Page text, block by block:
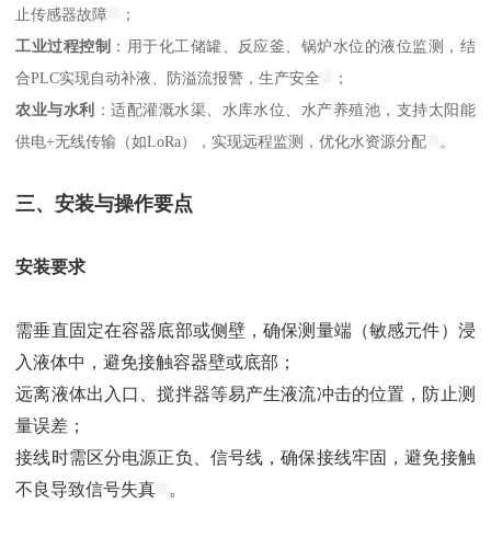
止传感器故障
；
工业过程控制 ：用于化工储罐、反应釜、锅炉水位的液位监测，结
合PLC实现自动补液、防溢流报警，生产安全
；
农业与水利
：适配灌溉水渠、水库水位、水产养殖池，支持太阳能
供电+无线传输（如LoRa），实现远程监测，优化水资源分配
。
三、安装与操作要点
安装要求
需垂直固定在容器底部或侧壁，确保测量端（敏感元件）浸
入液体中，避免接触容器壁或底部；
远离液体出入口、搅拌器等易产生液流冲击的位置，防止测
量误差；
接线时需区分电源正负、信号线，确保接线牢固，避免接触
不良导致信号失真
。